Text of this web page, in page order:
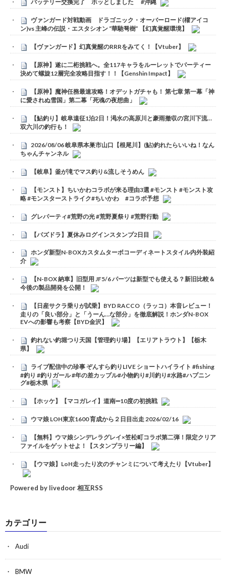
バッテリー交換完了 ホッとしました #沖縄
ヴァンガード対戦動画 ドラゴニック・オーバーロード(櫂アイコ
ン)vs 主峰の伝説・エスタシオン “華馳弩樹” 【幻真覚醒環境】
【ヴァンガード】幻真覚醒のRRRをみてく！【Vtuber】
【原神】遂に二桁挑戦へ。全117キャラをルーレットでパーティー
決めて螺旋12層完全攻略目指す！！【Genshin Impact】
【原神】魔神任務最速攻略！オデットガチャも！ 第七章 第一幕「神
に愛されぬ雪国」第二幕「死魂の夜想曲」
【鮎釣り】岐阜遠征1泊2日！渇水の高原川と豪雨撤収の宮川下流…
双六川の釣行も！
2026/08/06 岐阜県本巣市山口【根尾川】(鮎)釣れたらいいね！なん
ちゃんチャンネル
【岐阜】釜が滝でマス釣り&流しそうめん
【モンスト】ちいかわコラボが来る理由3選 #モンスト #モンスト攻
略 #モンスターストライク#ちいかわ #コラボ予想
グレパーティ#荒野の光 #荒野夏祭り #荒野行動
【パズドラ】夏休みログインスタンプ2日目
ホンダ新型N-BOXカスタムターボコーディネートスタイル内外装紹
介
【N-BOX 納車】旧型用 JF5/6 パーツは新型でも使える？新旧比較＆
今後の製品開発を公開！
【日産サクラ乗りが試乗】BYD RACCO（ラッコ）本音レビュー！
走りの「良い部分」と「うーん…な部分」を徹底解説！ホンダN-BOX
EVへの影響も考察【BYD金沢】
釣れない釣堀つり天国【管理釣り場】【エリアトラウト】【栃木
県】
ライブ配信中の珍事 ぞんすら釣りLIVE ショートハイライト #fishing
#釣り #釣りガール #年の差カップル#小物釣り#川釣り#水路#ハプニン
グ#栃木県
【ホッケ】【マコガレイ】道南➖10度の初挑戦
ウマ娘 LOH東京1600 育成から２日目出走 2026/02/16
【無料】ウマ娘シンデレラグレイ×笠松町コラボ第二弾！限定クリア
ファイルをゲットせよ！【スタンプラリー編】
【ウマ娘】LoH走ったり次のチャンミについて考えたり【Vtuber】
Powered by livedoor 相互RSS
カテゴリー
Audi
BMW